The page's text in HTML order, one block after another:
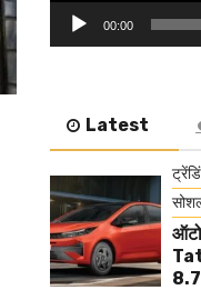
00:00
Latest